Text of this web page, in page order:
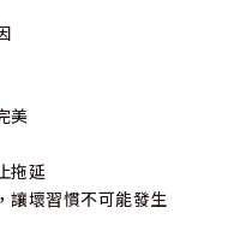
美
拖延
壞習慣不可能發生